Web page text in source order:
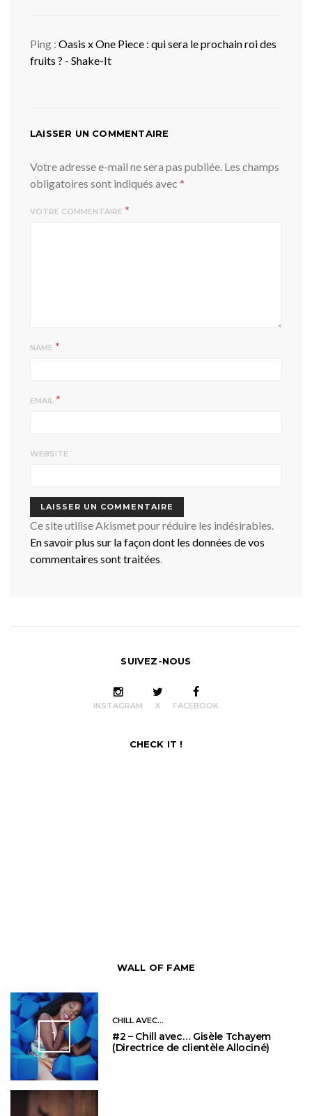
Ping : Oasis x One Piece : qui sera le prochain roi des
fruits ? - Shake-It
LAISSER UN COMMENTAIRE
Votre adresse e-mail ne sera pas publiée. Les champs
obligatoires sont indiqués avec *
VOTRE COMMENTAIRE *
NAME *
EMAIL *
WEBSITE
Ce site utilise Akismet pour réduire les indésirables.
En savoir plus sur la façon dont les données de vos
commentaires sont traitées.
SUIVEZ-NOUS
INSTAGRAM X FACEBOOK
CHECK IT !
WALL OF FAME
1
CHILL AVEC...
#2 – Chill avec… Gisèle Tchayem
(Directrice de clientèle Allociné)